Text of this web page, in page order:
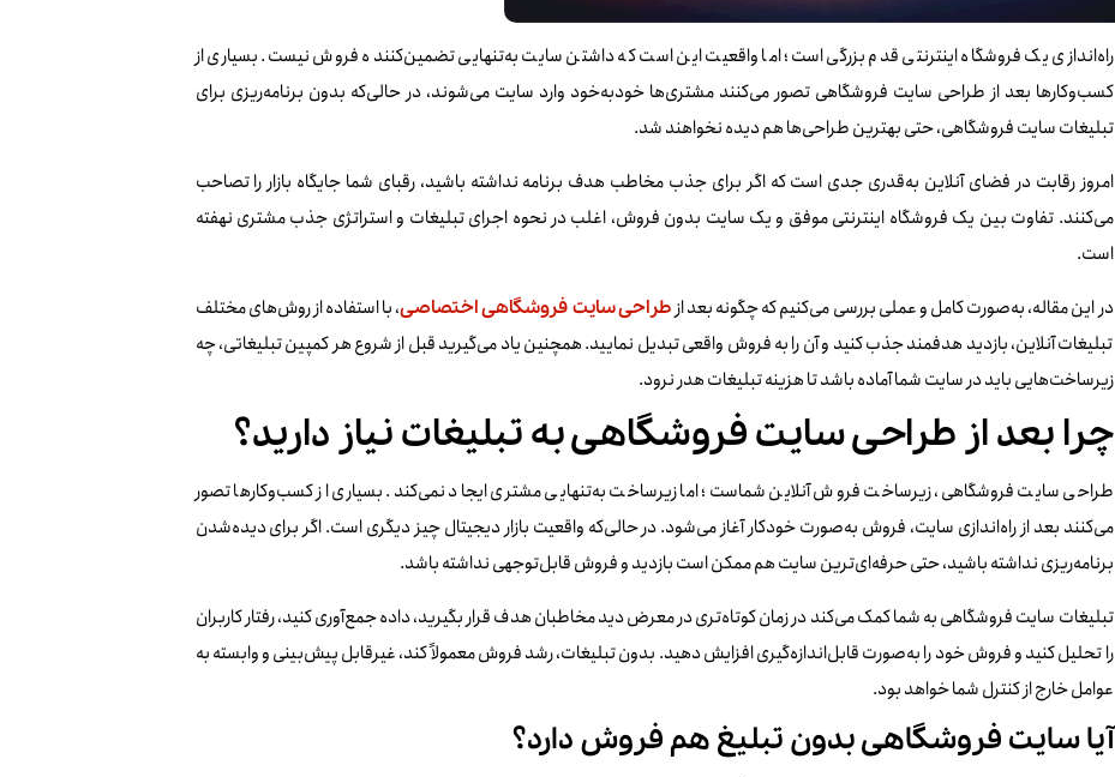
راه‌اندازی یک فروشگاه اینترنتی قدم بزرگی است؛ اما واقعیت این است که داشتن سایت به‌تنهایی تضمین‌کننده فروش نیست. بسیاری از
کسب‌وکارها بعد از طراحی سایت فروشگاهی تصور می‌کنند مشتری‌ها خودبه‌خود وارد سایت می‌شوند، در حالی‌که بدون برنامه‌ریزی برای
تبلیغات سایت فروشگاهی، حتی بهترین طراحی‌ها هم دیده نخواهند شد.
امروز رقابت در فضای آنلاین به‌قدری جدی است که اگر برای جذب مخاطب هدف برنامه نداشته باشید، رقبای شما جایگاه بازار را تصاحب
می‌کنند. تفاوت بین یک فروشگاه اینترنتی موفق و یک سایت بدون فروش، اغلب در نحوه اجرای تبلیغات و استراتژی جذب مشتری نهفته
است.
در این مقاله، به‌صورت کامل و عملی بررسی می‌کنیم که چگونه بعد ازطراحی سایت فروشگاهی اختصاصی، با استفاده از روش‌های مختلف
تبلیغات آنلاین، بازدید هدفمند جذب کنید و آن را به فروش واقعی تبدیل نمایید. همچنین یاد می‌گیرید قبل از شروع هر کمپین تبلیغاتی، چه
زیرساخت‌هایی باید در سایت شما آماده باشد تا هزینه تبلیغات هدر نرود.
چرا بعد از طراحی سایت فروشگاهی به تبلیغات نیاز دارید؟
طراحی سایت فروشگاهی، زیرساخت فروش آنلاین شماست؛ اما زیرساخت به‌تنهایی مشتری ایجاد نمی‌کند. بسیاری از کسب‌وکارها تصور
می‌کنند بعد از راه‌اندازی سایت، فروش به‌صورت خودکار آغاز می‌شود. در حالی‌که واقعیت بازار دیجیتال چیز دیگری است. اگر برای دیده‌شدن
برنامه‌ریزی نداشته باشید، حتی حرفه‌ای‌ترین سایت هم ممکن است بازدید و فروش قابل‌توجهی نداشته باشد.
تبلیغات سایت فروشگاهی به شما کمک می‌کند در زمان کوتاه‌تری در معرض دید مخاطبان هدف قرار بگیرید، داده جمع‌آوری کنید، رفتار کاربران
را تحلیل کنید و فروش خود را به‌صورت قابل‌اندازه‌گیری افزایش دهید. بدون تبلیغات، رشد فروش معمولاً کند، غیرقابل پیش‌بینی و وابسته به
عوامل خارج از کنترل شما خواهد بود.
آیا سایت فروشگاهی بدون تبلیغ هم فروش دارد؟